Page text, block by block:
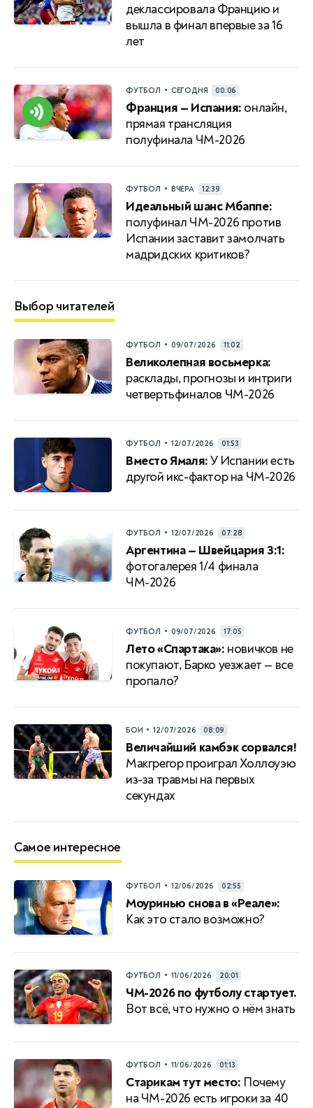
деклассировала Францию и
вышла в финал впервые за 16
лет
ФУТБОЛ • СЕГОДНЯ 00:06
Франция — Испания: онлайн,
прямая трансляция
полуфинала ЧМ-2026
ФУТБОЛ • ВЧЕРА 12:39
Идеальный шанс Мбаппе:
полуфинал ЧМ-2026 против
Испании заставит замолчать
мадридских критиков?
Выбор читателей
ФУТБОЛ • 09/07/2026 11:02
Великолепная восьмерка:
расклады, прогнозы и интриги
четвертьфиналов ЧМ-2026
ФУТБОЛ • 12/07/2026 01:53
Вместо Ямаля:У Испании есть
другой икс-фактор на ЧМ-2026
ФУТБОЛ • 12/07/2026 07:28
Аргентина — Швейцария 3:1:
фотогалерея 1/4 финала
ЧМ-2026
ФУТБОЛ • 09/07/2026 17:05
Лето «Спартака»: новичков не
покупают, Барко уезжает — все
пропало?
БОИ • 12/07/2026 08:09
Величайший камбэк сорвался!
Макгрегор проиграл Холлоуэю
из-за травмы на первых
секундах
Самое интересное
ФУТБОЛ • 12/06/2026 02:55
Моуринью снова в «Реале»:
Как это стало возможно?
ФУТБОЛ • 11/06/2026 20:01
ЧМ-2026 по футболу стартует.
Вот всё, что нужно о нём знать
ФУТБОЛ • 11/06/2026 01:13
Старикам тут место: Почему
на ЧМ-2026 есть игроки за 40